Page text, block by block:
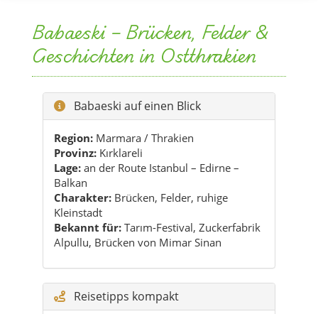
Babaeski – Brücken, Felder &
Geschichten in Ostthrakien
Babaeski auf einen Blick
Region: Marmara / Thrakien
Provinz: Kırklareli
Lage: an der Route Istanbul – Edirne –
Balkan
Charakter: Brücken, Felder, ruhige
Kleinstadt
Bekannt für: Tarım-Festival, Zuckerfabrik
Alpullu, Brücken von Mimar Sinan
Reisetipps kompakt